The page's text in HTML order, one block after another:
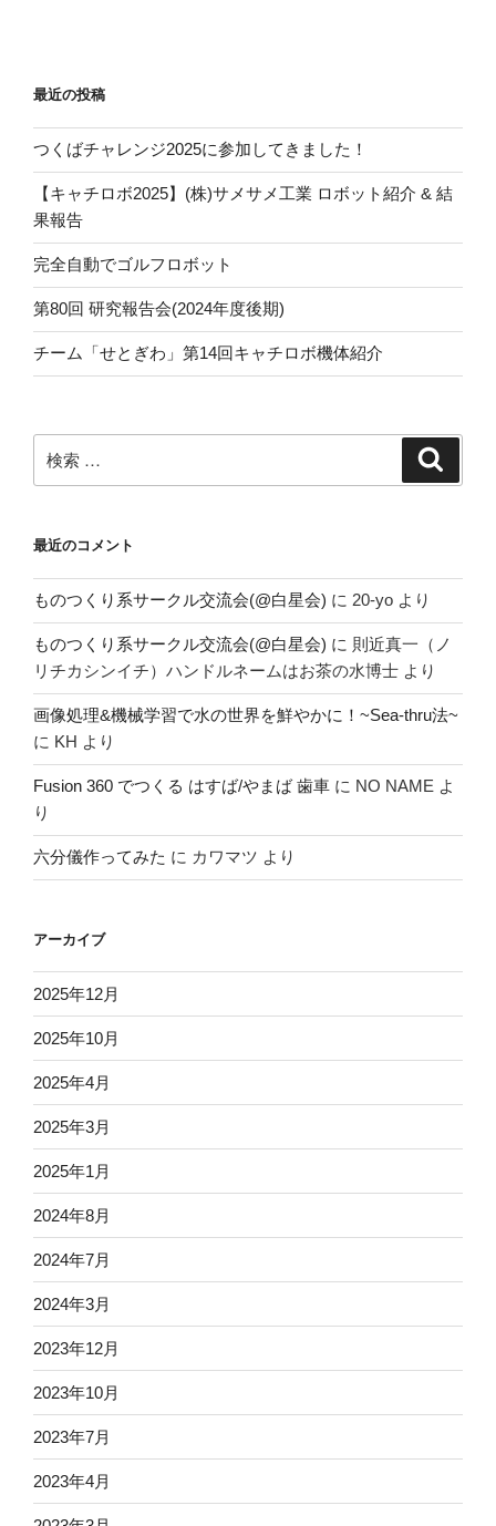
最近の投稿
つくばチャレンジ2025に参加してきました！
【キャチロボ2025】(株)サメサメ工業 ロボット紹介 & 結
果報告
完全自動でゴルフロボット
第80回 研究報告会(2024年度後期)
チーム「せとぎわ」第14回キャチロボ機体紹介
索:
最近のコメント
ものつくり系サークル交流会(@白星会) に 20-yo より
ものつくり系サークル交流会(@白星会) に 則近真一（ノ
リチカシンイチ）ハンドルネームはお茶の水博士 より
画像処理&機械学習で水の世界を鮮やかに！~Sea-thru法~
に KH より
Fusion 360 でつくる はすば/やまば 歯車 に NO NAME よ
り
六分儀作ってみた に カワマツ より
アーカイブ
2025年12月
2025年10月
2025年4月
2025年3月
2025年1月
2024年8月
2024年7月
2024年3月
2023年12月
2023年10月
2023年7月
2023年4月